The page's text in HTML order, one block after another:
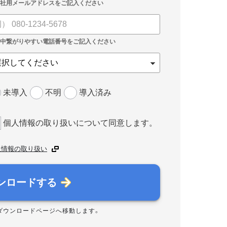
未導入 不明 導入済み
個人情報の取り扱いについて同意します。
報の取り扱い
ロードする
ウンロードページへ移動します。